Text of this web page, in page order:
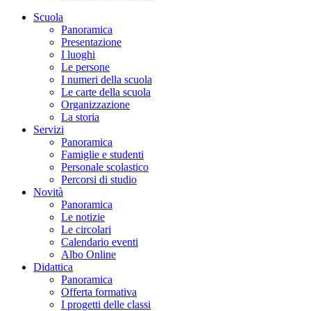
Scuola
Panoramica
Presentazione
I luoghi
Le persone
I numeri della scuola
Le carte della scuola
Organizzazione
La storia
Servizi
Panoramica
Famiglie e studenti
Personale scolastico
Percorsi di studio
Novità
Panoramica
Le notizie
Le circolari
Calendario eventi
Albo Online
Didattica
Panoramica
Offerta formativa
I progetti delle classi